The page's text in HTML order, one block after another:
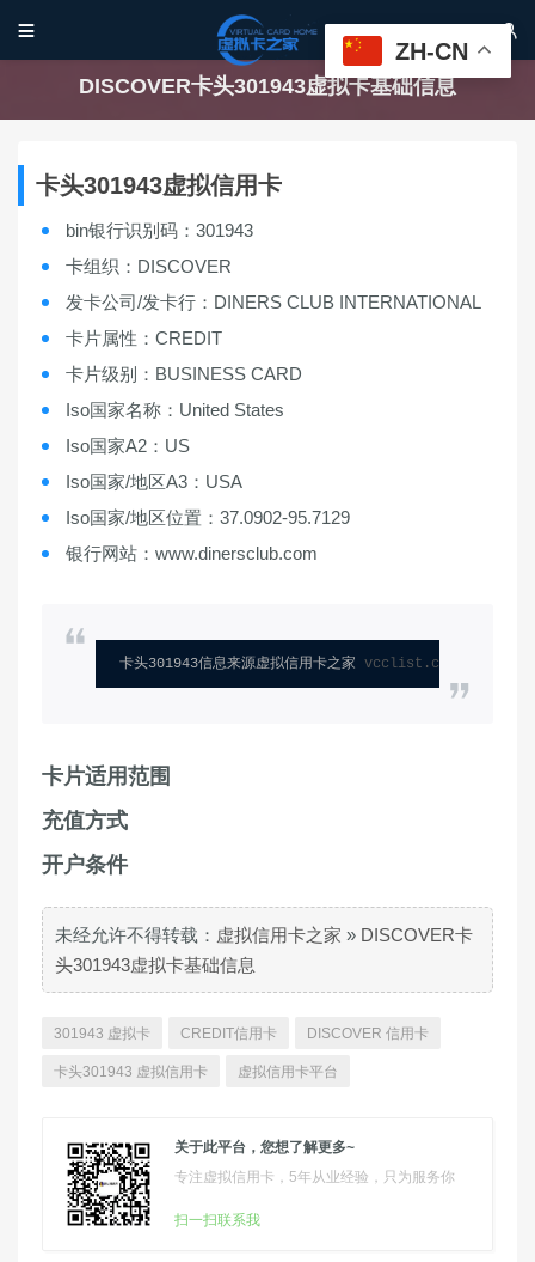
 
DISCOVER卡头301943虚拟卡基础信息
卡头301943虚拟信用卡
bin银行识别码：301943
卡组织：DISCOVER
发卡公司/发卡行：DINERS CLUB INTERNATIONAL
卡片属性：CREDIT
卡片级别：BUSINESS CARD
Iso国家名称：United States
Iso国家A2：US
Iso国家/地区A3：USA
Iso国家/地区位置：37.0902-95.7129
银行网站：www.dinersclub.com
卡头301943信息来源虚拟信用卡之家 vcclist.com
卡片适用范围
充值方式
开户条件
未经允许不得转载： 虚拟信用卡之家 » DISCOVER卡
头301943虚拟卡基础信息
301943 虚拟卡 CREDIT信用卡 DISCOVER 信用卡
卡头301943 虚拟信用卡 虚拟信用卡平台
关于此平台，您想了解更多~
专注虚拟信用卡，5年从业经验，只为服务你
扫一扫联系我
ZH-CN